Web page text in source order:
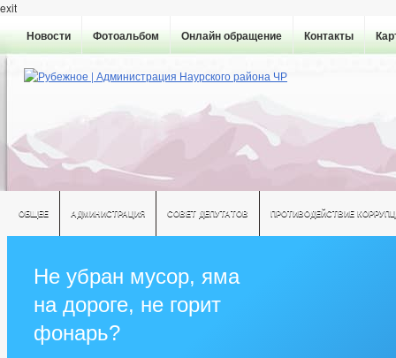
exit
Новости Фотоальбом Онлайн обращение Контакты
ОБЩЕЕ АДМИНИСТРАЦИЯ СОВЕТ ДЕПУТАТОВ ПРОТИВОДЕЙСТВИЕ
Не убран мусор, яма
на дороге, не горит
фонарь?